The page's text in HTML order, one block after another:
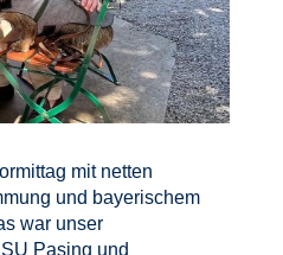
mit netten
und bayerischem
war unser
Pasing und